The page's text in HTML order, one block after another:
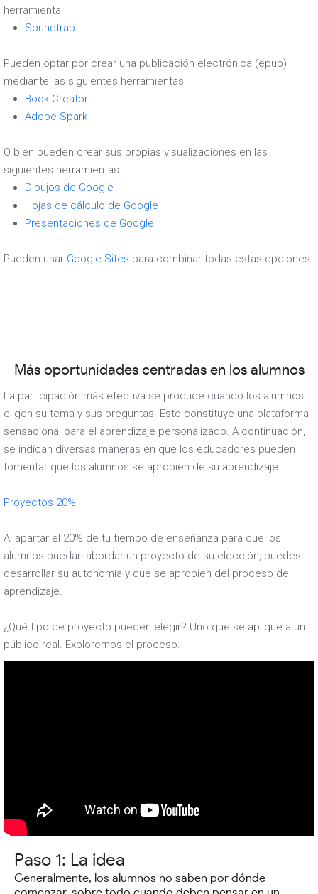
herramienta:
Soundtrap
Pueden optar por crear una publicación electrónica (epub)
mediante las siguientes herramientas:
Book Creator
Adobe Spark
O bien pueden crear sus propias visualizaciones en las
siguientes herramientas:
Dibujos de Google
Hojas de cálculo de Google
Presentaciones de Google
Pueden usar Google Sites para combinar todas estas opciones.
Más oportunidades centradas en los alumnos
La participación más efectiva se produce cuando los alumnos
eligen su tema y sus preguntas. Esto constituye una plataforma
sensacional para el aprendizaje personalizado. A continuación,
se indican diversas maneras en que los educadores pueden
fomentar que los alumnos se apropien de su aprendizaje.
Proyectos 20%
Al apartar el 20% de tu tiempo de enseñanza para que los
alumnos puedan abordar un proyecto de su elección, puedes
desarrollar su autonomía y que se apropien del proceso de
aprendizaje.
¿Qué tipo de proyecto pueden elegir? Uno que se aplique a un
público real. Exploremos el proceso.
Paso 1: La idea
Generalmente, los alumnos no saben por dónde